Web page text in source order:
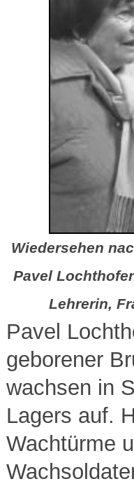
Wiedersehen
Pavel
Lehrerin,
Pavel
geborener
wachsen in
Lagers auf.
Wachtürme